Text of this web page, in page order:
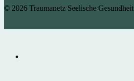
© 2026 Traumanetz Seelische Gesundheit